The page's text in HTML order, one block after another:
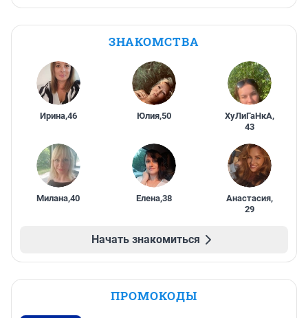
ЗНАКОМСТВА
Ирина,46 Юлия,50 ХуЛиГаНкА,
43
Милана,40 Елена,38 Анастасия,
29
Начать знакомиться
ПРОМОКОДЫ